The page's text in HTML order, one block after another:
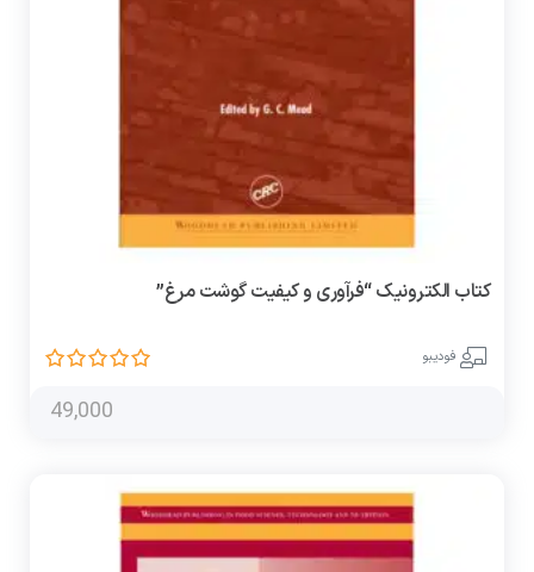
کتاب الکترونیک “فرآوری و کیفیت گوشت مرغ”
فودیبو
49,000